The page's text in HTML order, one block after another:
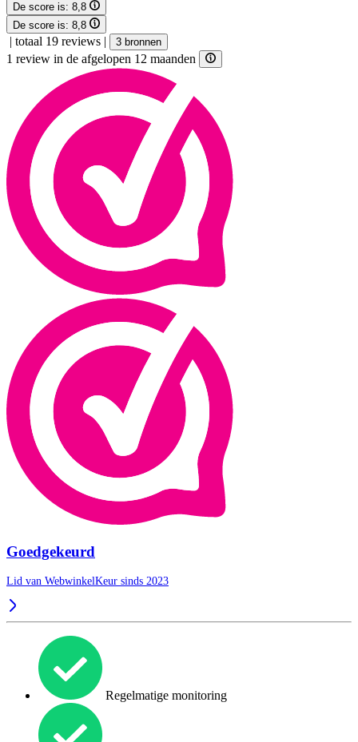
De score is: 8,8
De score is: 8,8
| totaal 19 reviews | 3 bronnen
1 review in de afgelopen 12 maanden
Goedgekeurd
Lid van WebwinkelKeur sinds 2023
Regelmatige monitoring